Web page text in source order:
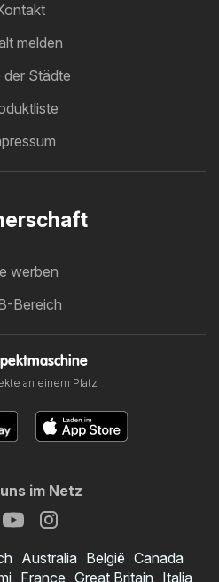
melden
der Städte
werben
Bereich
an einem Platz
im Netz
Australia België Canada
France Great Britain Italia